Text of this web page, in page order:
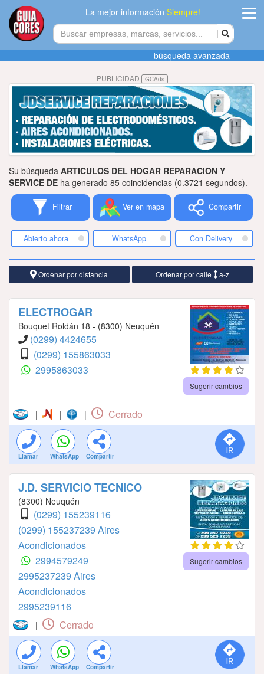
La mejor informaciónSiempre!
Agregar
empresa
Actualizar
datos
Publicidad
Radios
Tiendacores
Contactenos
búsqueda avanzada
PUBLICIDAD GCAds
Su búsqueda ARTICULOS DEL HOGAR REPARACION Y
SERVICE DE ha generado 85 coincidencias (0.3721 segundos).
Filtrar Ver en mapa Compartir
Abierto ahora WhatsApp Con Delivery
Ordenar por distancia Ordenar por calle a-z
ELECTROGAR
Bouquet Roldán 18 - (8300) Neuquén
(0299) 4424655
(0299) 155863033
2995863033
Sugerir cambios
| | | Cerrado
Llamar WhatsApp Compartir
J.D. SERVICIO TECNICO
(8300) Neuquén
(0299) 155239116
(0299) 155237239 Aires
Acondicionados
2994579249
2995237239 Aires
Acondicionados
2995239116
Sugerir cambios
| Cerrado
Llamar WhatsApp Compartir